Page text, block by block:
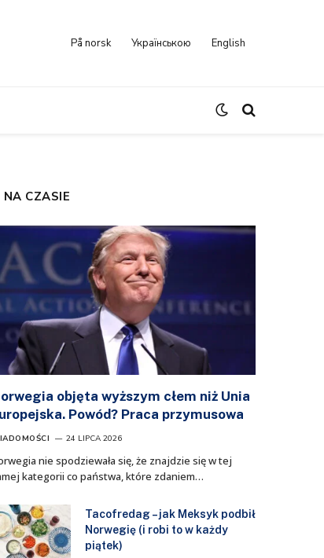
På norsk Українською English
NA CZASIE
objęta wyższym cłem niż Unia
Powód? Praca przymusowa
24 LIPCA 2026
nie spodziewała się, że znajdzie się w tej
kategorii co państwa, które zdaniem…
Tacofredag – jak Meksyk podbił
Norwegię (i robi to w każdy
piątek)